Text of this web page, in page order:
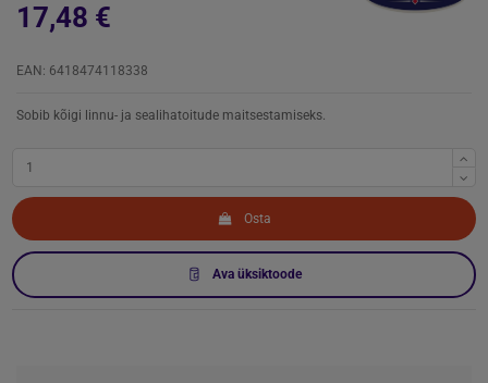
17,48 €
EAN: 6418474118338
Sobib kõigi linnu- ja sealihatoitude maitsestamiseks.
Osta
Ava üksiktoode